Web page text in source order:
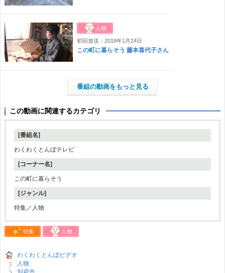
人物
初回放送：2018年1月24日
この町に暮らそう 藤本喜代子さん
番組の動画をもっと見る
この動画に関連するカテゴリ
[番組名]
わくわくとんぼテレビ
[コーナー名]
この町に暮らそう
[ジャンル]
特集／人物
特集 人物
わくわくとんぼビデオ
人物